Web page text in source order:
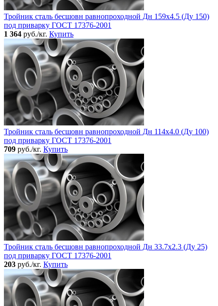
Тройник сталь бесшовн равнопроходной Дн 159х4.5 (Ду 150)
под приварку ГОСТ 17376-2001
1 364 руб./кг. Купить
Тройник сталь бесшовн равнопроходной Дн 114х4.0 (Ду 100)
под приварку ГОСТ 17376-2001
709 руб./кг. Купить
Тройник сталь бесшовн равнопроходной Дн 33.7х2.3 (Ду 25)
под приварку ГОСТ 17376-2001
203 руб./кг. Купить